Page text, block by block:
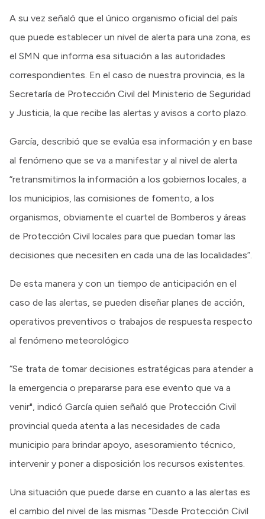
A su vez señaló que el único organismo oficial del país
que puede establecer un nivel de alerta para una zona, es
el SMN que informa esa situación a las autoridades
correspondientes. En el caso de nuestra provincia, es la
Secretaría de Protección Civil del Ministerio de Seguridad
y Justicia, la que recibe las alertas y avisos a corto plazo.
García, describió que se evalúa esa información y en base
al fenómeno que se va a manifestar y al nivel de alerta
“retransmitimos la información a los gobiernos locales, a
los municipios, las comisiones de fomento, a los
organismos, obviamente el cuartel de Bomberos y áreas
de Protección Civil locales para que puedan tomar las
decisiones que necesiten en cada una de las localidades”.
De esta manera y con un tiempo de anticipación en el
caso de las alertas, se pueden diseñar planes de acción,
operativos preventivos o trabajos de respuesta respecto
al fenómeno meteorológico
“Se trata de tomar decisiones estratégicas para atender a
la emergencia o prepararse para ese evento que va a
venir", indicó García quien señaló que Protección Civil
provincial queda atenta a las necesidades de cada
municipio para brindar apoyo, asesoramiento técnico,
intervenir y poner a disposición los recursos existentes.
Una situación que puede darse en cuanto a las alertas es
el cambio del nivel de las mismas “Desde Protección Civil